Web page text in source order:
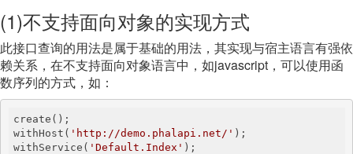
(1)不支持面向对象的实现方式
此接口查询的用法是属于基础的用法，其实现与宿主语言有强依
赖关系，在不支持面向对象语言中，如javascript，可以使用函
数序列的方式，如：
create();
withHost( 'http://demo.phalapi.net/' );
withService( 'Default.Index' );